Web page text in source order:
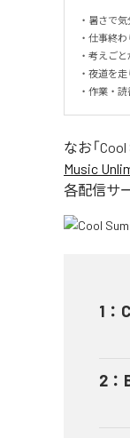
・暑さで
・仕事終
・考えご
・夜道を
・作業・
なお「Cool
Music
各配信サ
1 ：
2 ：